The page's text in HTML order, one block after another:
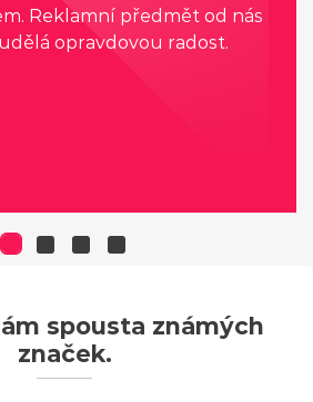
Reklamní předmět od nás
opravdovou radost.
spousta známých
značek.